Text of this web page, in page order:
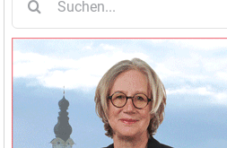
nach: